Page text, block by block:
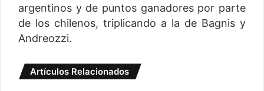
argentinos y de puntos ganadores por parte
de los chilenos, triplicando a la de Bagnis y
Andreozzi.
Artículos Relacionados